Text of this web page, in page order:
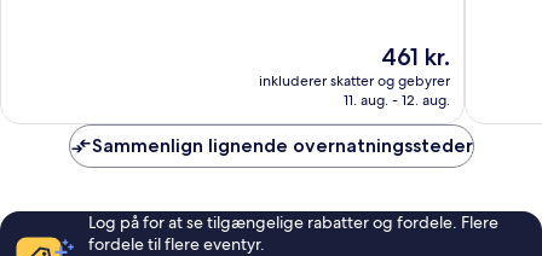
Prisen
461 kr.
461 kr.
inkluderer skatter og gebyrer
11. aug. - 12. aug.
Sammenlign lignende overnatningssteder
Log på for at se tilgængelige rabatter og fordele. Flere
fordele til flere eventyr.